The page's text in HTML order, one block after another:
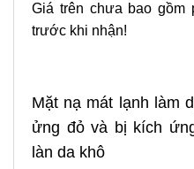
Giá trên chưa bao gồm
trước khi nhận!
Mặt nạ mát lạnh làm
ửng đỏ và bị kích
làn da khô